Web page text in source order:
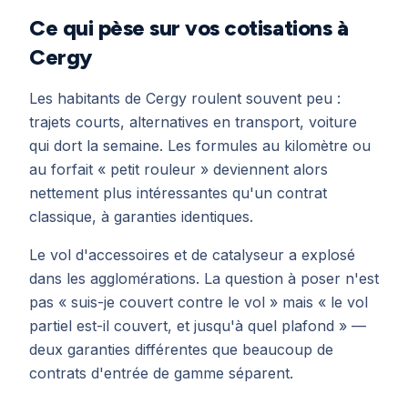
Ce qui pèse sur vos cotisations à
Cergy
Les habitants de Cergy roulent souvent peu :
trajets courts, alternatives en transport, voiture
qui dort la semaine. Les formules au kilomètre ou
au forfait « petit rouleur » deviennent alors
nettement plus intéressantes qu'un contrat
classique, à garanties identiques.
Le vol d'accessoires et de catalyseur a explosé
dans les agglomérations. La question à poser n'est
pas « suis-je couvert contre le vol » mais « le vol
partiel est-il couvert, et jusqu'à quel plafond » —
deux garanties différentes que beaucoup de
contrats d'entrée de gamme séparent.